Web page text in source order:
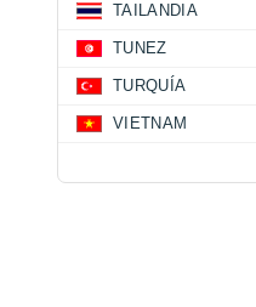
TAILANDIA
TUNEZ
TURQUÍA
VIETNAM